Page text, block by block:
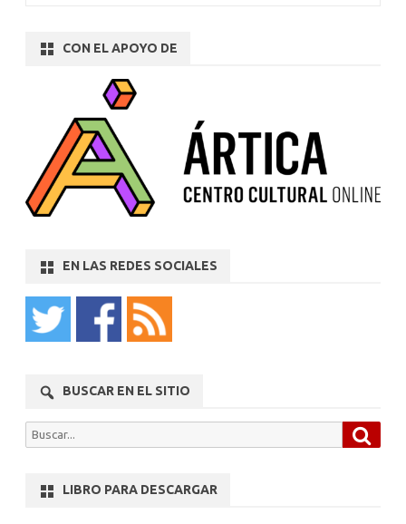
CON EL APOYO DE
EN LAS REDES SOCIALES
BUSCAR EN EL SITIO
Buscar
LIBRO PARA DESCARGAR